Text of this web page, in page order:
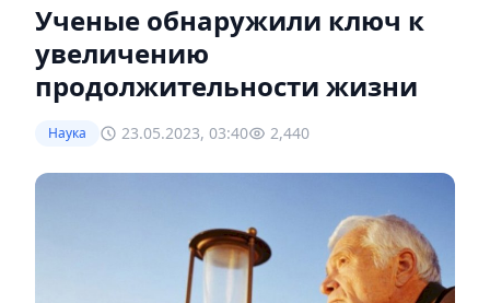
Ученые обнаружили ключ к
увеличению
продолжительности жизни
Наука 23.05.2023, 03:40 2,440